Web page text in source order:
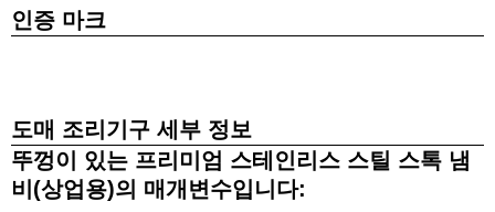
인증 마크
도매 조리기구 세부 정보
뚜껑이 있는 프리미엄 스테인리스 스틸 스톡 냄
비(상업용)의 매개변수입니다: